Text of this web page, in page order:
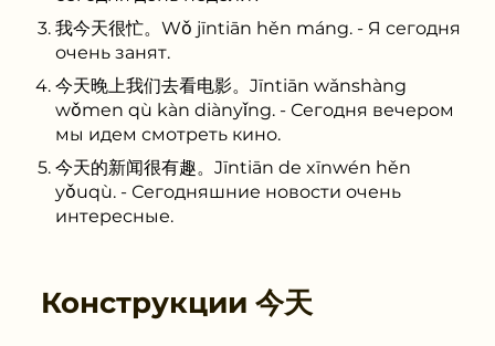
我今天很忙。Wǒ jīntiān hěn máng. - Я сегодня
очень занят.
今天晚上我们去看电影。Jīntiān wǎnshàng
wǒmen qù kàn diànyǐng. - Сегодня вечером
мы идем смотреть кино.
今天的新闻很有趣。Jīntiān de xīnwén hěn
yǒuqù. - Сегодняшние новости очень
интересные.
Конструкции 今天